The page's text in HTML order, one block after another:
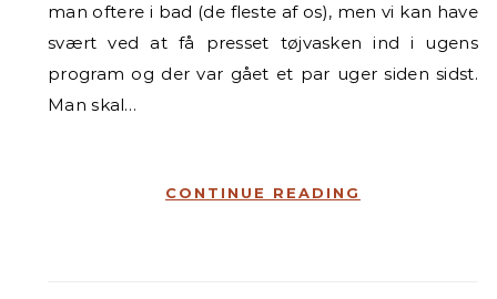
man oftere i bad (de fleste af os), men vi kan have
svært ved at få presset tøjvasken ind i ugens
program og der var gået et par uger siden sidst.
Man skal…
CONTINUE READING